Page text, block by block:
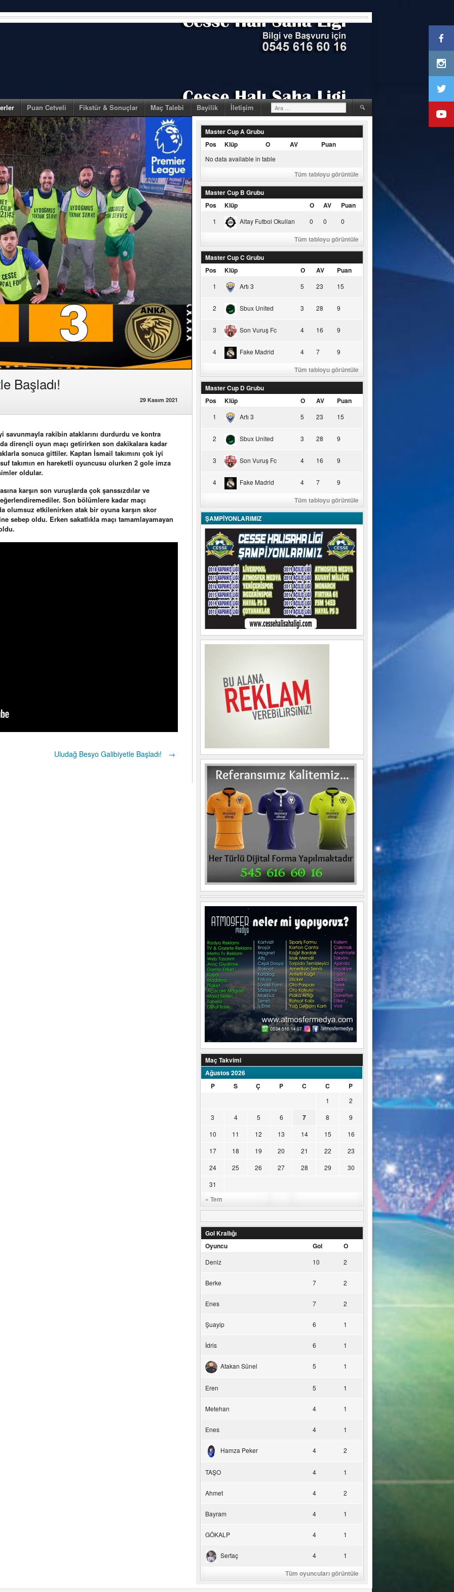
Puan Cetveli Fikstür & Sonuçlar Maç Talebi Bayilik İletişim Arama:
Başladı!
29 Kasım 2021
savunmayla rakibin ataklarını durdurdu ve kontra
dirençli oyun maçı getirirken son dakikalara kadar
sonuca gittiler. Kaptan İsmail takımını çok iyi
takımın en hareketli oyuncusu olurken 2 gole imza
oldular.
karşın son vuruşlarda çok şanssızdılar ve
Son bölümlere kadar maçı
olumsuz etkilenirken atak bir oyuna karşın skor
sebep oldu. Erken sakatlıkla maçı tamamlayamayan
Uludağ Besyo Galibiyetle Başladı! →
Master Cup A Grubu
Pos
Klüp O AV Puan
No data available in table
Tüm tabloyu görüntüle
Master Cup B Grubu
Pos
Klüp O AV Puan
1 Altay Futbol Okulları 0 0 0
Tüm tabloyu görüntüle
Master Cup C Grubu
Pos
Klüp O AV Puan
1 Artı 3 5 23 15
2 Sbux United 3 28 9
3 Son Vuruş Fc 4 16 9
4 Fake Madrid 4 7 9
Tüm tabloyu görüntüle
Master Cup D Grubu
Pos
Klüp O AV Puan
1 Artı 3 5 23 15
2 Sbux United 3 28 9
3 Son Vuruş Fc 4 16 9
4 Fake Madrid 4 7 9
Tüm tabloyu görüntüle
ŞAMPİYONLARIMIZ
Maç Takvimi
Ağustos 2026
P
S Ç P C C P
« Tem
1
2
3
4 5 6 7 8
9
10
11 12 13 14 15
16
17
18 19 20 21 22
23
24
25 26 27 28 29
30
31
Gol Krallığı
Oyuncu
Gol O
Deniz 10 2
Berke 7 2
Enes 7 2
Şuayip 6 1
İdris 6 1
Atakan Sünel 5 1
Eren 5 1
Metehan 4 1
Enes 4 1
Hamza Peker 4 2
TAŞO 4 1
Ahmet 4 2
Bayram 4 1
GÖKALP 4 1
Sertaç 4 1
Tüm oyuncuları görüntüle